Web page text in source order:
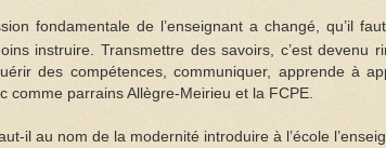
fondamentale de l’enseignant a changé, qu’il
instruire. Transmettre des savoirs, c’est devenu
des compétences, communiquer, apprende à
parrains Allègre-Meirieu et la FCPE.
il au nom de la modernité introduire à l’école